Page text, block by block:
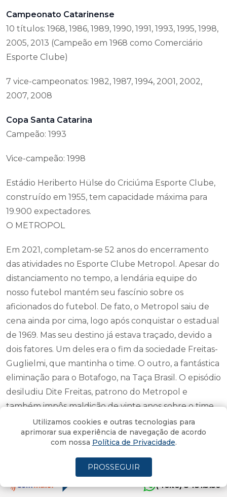
Campeonato Catarinense
10 títulos: 1968, 1986, 1989, 1990, 1991, 1993, 1995, 1998,
2005, 2013 (Campeão em 1968 como Comerciário
Esporte Clube)
7 vice-campeonatos: 1982, 1987, 1994, 2001, 2002,
2007, 2008
Copa Santa Catarina
Campeão: 1993
Vice-campeão: 1998
Estádio Heriberto Hülse do Criciúma Esporte Clube,
construído em 1955, tem capacidade máxima para
19.900 expectadores.
O METROPOL
Em 2021, completam-se 52 anos do encerramento
das atividades no Esporte Clube Metropol. Apesar do
distanciamento no tempo, a lendária equipe do
nosso futebol mantém seu fascínio sobre os
aficionados do futebol. De fato, o Metropol saiu de
cena ainda por cima, logo após conquistar o estadual
de 1969. Mas seu destino já estava traçado, devido a
dois fatores. Um deles era o fim da sociedade Freitas-
Guglielmi, que mantinha o time. O outro, a fantástica
eliminação para o Botafogo, na Taça Brasil. O episódio
desiludiu Dite Freitas, patrono do Metropol e
também impôs maldição de vinte anos sobre o time
da Estrela Solitária.
Dr Flávio Rezende Dias. PUC-RJ
Henrique Packter
(4oito) 3431.5150
Utilizamos cookies e outras tecnologias para
aprimorar sua experiência de navegação de acordo
com nossa Política de Privacidade.
PROSSEGUIR